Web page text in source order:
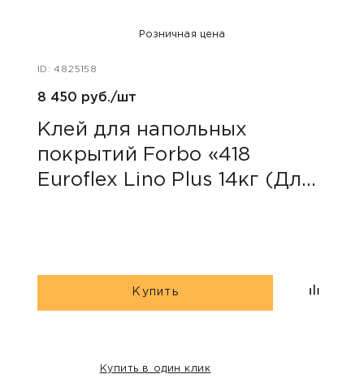
Розничная цена
ID: 4825158
8 450 руб./шт
Клей для напольных
покрытий Forbo «418
Euroflex Lino Plus 14кг (Для
Купить
Купить в один клик